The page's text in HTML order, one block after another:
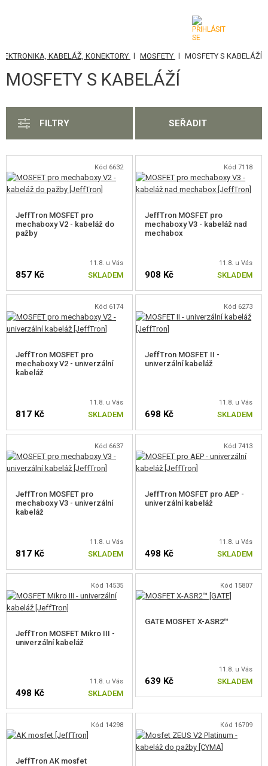
KATEGORIE
AIRSOFTOVÉ ZBRANĚ
GRANÁTOMETY, GRANÁTY
AKUMULÁTORY, NABÍJEČKY
ZÁSOBNÍKY, PLNIČKY
VÝSTROJ, UNIFORMY, POUZDRA
VYSÍLAČKY, HEADSETY, KAMERY
DOPLŇKY KE ZBRANÍM, POPRUHY
PRO ELEKTRICKÉ ZBRANĚ - VNITŘNÍ
MECHABOXY A VNITŘNÍ DÍLY
HOP-UP KOMORY, ZÁMKY HLAVNĚ
HOP-UP GUMIČKY AEG
MOSFETY
MOSFETY BEZ KABELÁŽE
PŘÍSLUŠENSTVÍ K ELEKTRONICE
KABELÁŽ, KONEKTORY | MOSFETY | MOSFETY S KABELÁŽÍ
MOSFETY S KABELÁŽÍ
FILTRY SEŘADIT
Kód 6632
JeffTron MOSFET pro
mechaboxy V2 - kabeláž do
pažby
11.8. u Vás
857 Kč SKLADEM
Kód 7118
JeffTron MOSFET pro
mechaboxy V3 - kabeláž nad
mechabox
11.8. u Vás
908 Kč SKLADEM
Kód 6174
JeffTron MOSFET pro
mechaboxy V2 - univerzální
kabeláž
11.8. u Vás
817 Kč SKLADEM
Kód 6273
JeffTron MOSFET II -
univerzální kabeláž
11.8. u Vás
698 Kč SKLADEM
Kód 6637
JeffTron MOSFET pro
mechaboxy V3 - univerzální
kabeláž
11.8. u Vás
817 Kč SKLADEM
Kód 7413
JeffTron MOSFET pro AEP -
univerzální kabeláž
11.8. u Vás
498 Kč SKLADEM
Kód 14535
JeffTron MOSFET Mikro III -
univerzální kabeláž
11.8. u Vás
498 Kč SKLADEM
Kód 15807
GATE MOSFET X-ASR2™
11.8. u Vás
639 Kč SKLADEM
Kód 14298
JeffTron AK mosfet
Kód 16709